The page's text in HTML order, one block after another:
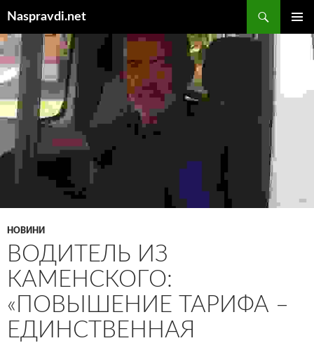
вмісту
Naspravdi.net
НОВИНИ
ВОДИТЕЛЬ ИЗ
КАМЕНСКОГО:
«ПОВЫШЕНИЕ ТАРИФА –
ЕДИНСТВЕННАЯ